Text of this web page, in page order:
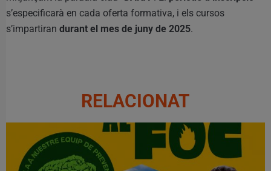
s’especificarà en cada oferta formativa, i els cursos
s’impartiran durant el mes de juny de 2025.
RELACIONAT